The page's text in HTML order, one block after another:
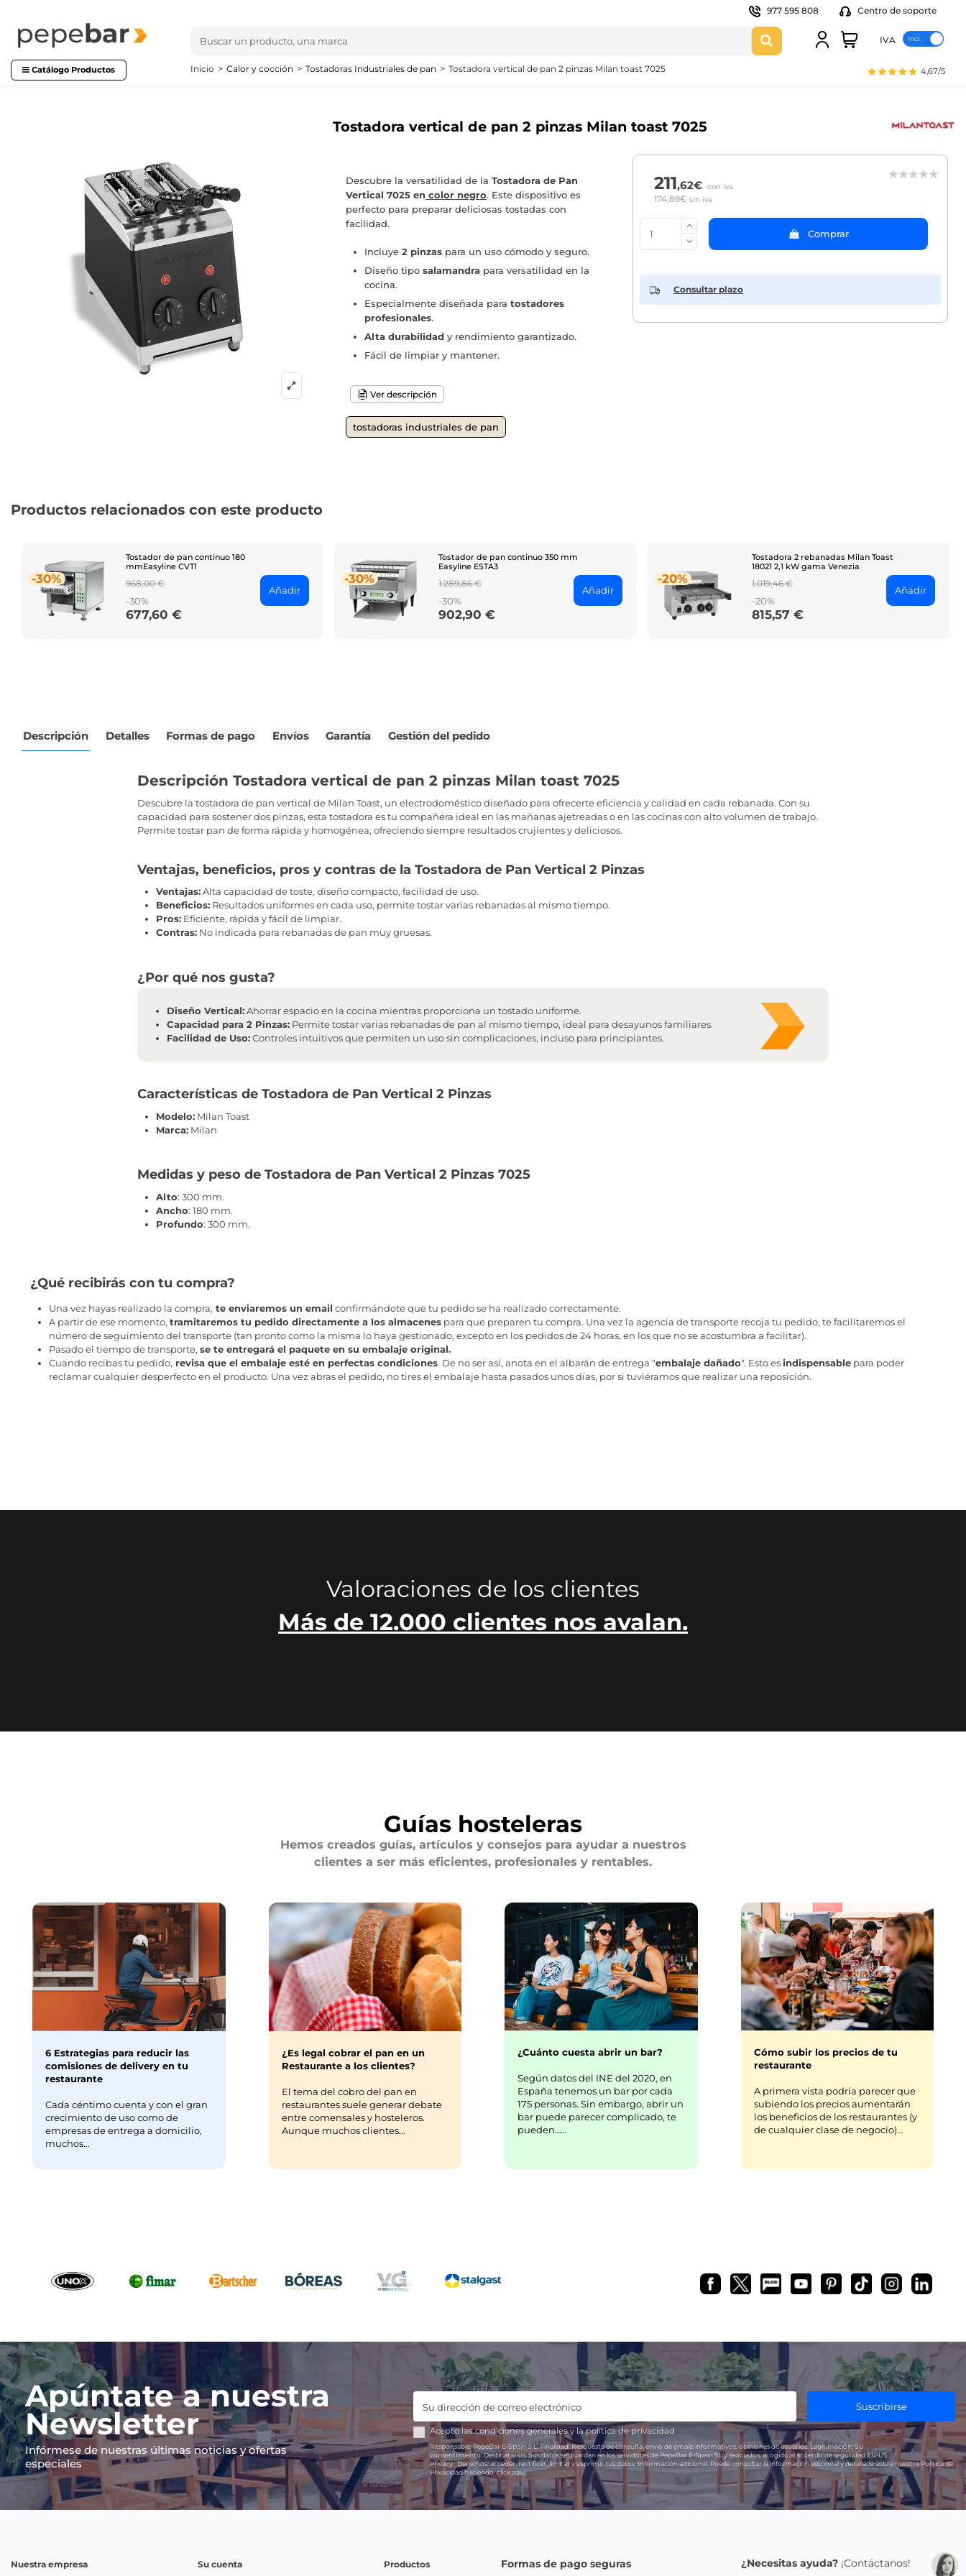
977 595 808 Centro de soporte
IVA
Catálogo Productos 4,67/5
Inicio Calor y cocción Tostadoras Industriales de pan Tostadora vertical de pan 2 pinzas Milan toast 7025
Tostadora vertical de pan 2 pinzas Milan toast 7025
Descubre la versatilidad de la Tostadora de Pan
Vertical 7025 en color negro. Este dispositivo es
perfecto para preparar deliciosas tostadas con
facilidad.
Incluye 2 pinzaspara un uso cómodo y seguro.
Diseño tipo salamandrapara versatilidad en la
cocina.
Especialmente diseñada para tostadores
profesionales.
Alta durabilidad y rendimiento garantizado.
Fácil de limpiar y mantener.
Ver descripción
tostadoras industriales de pan
211,62€ con iva
174,89€ sin iva
Comprar
Consultar plazo
Productos relacionados con este producto
-30%
Tostador de pan continuo 180
mmEasyline CVT1
Regular
price
968,00 €
-30%
Price
677,60 €
Añadir
-30%
Tostador de pan continuo 350 mm
Easyline ESTA3
Regular
price
1.289,86 €
-30%
Price
902,90 €
Añadir
-20%
Tostadora 2 rebanadas Milan Toast
18021 2,1 kW gama Venezia
Regular
price
1.019,46 €
-20%
Price
815,57 €
Añadir
Descripción Detalles Formas de pago Envíos Garantía Gestión del pedido
Descripción Tostadora vertical de pan 2 pinzas Milan toast 7025
Descubre la tostadora de pan vertical de Milan Toast, un electrodoméstico diseñado para ofrecerte eficiencia y calidad en cada rebanada. Con su
capacidad para sostener dos pinzas, esta tostadora es tu compañera ideal en las mañanas ajetreadas o en las cocinas con alto volumen de trabajo.
Permite tostar pan de forma rápida y homogénea, ofreciendo siempre resultados crujientes y deliciosos.
Ventajas, beneficios, pros y contras de la Tostadora de Pan Vertical 2 Pinzas
Ventajas:Alta capacidad de toste, diseño compacto, facilidad de uso.
Beneficios: Resultados uniformes en cada uso, permite tostar varias rebanadas al mismo tiempo.
Pros: Eficiente, rápida y fácil de limpiar.
Contras: No indicada para rebanadas de pan muy gruesas.
¿Por qué nos gusta?
Diseño Vertical:Ahorrar espacio en la cocina mientras proporciona un tostado uniforme.
Capacidad para 2 Pinzas: Permite tostar varias rebanadas de pan al mismo tiempo, ideal para desayunos familiares.
Facilidad de Uso:Controles intuitivos que permiten un uso sin complicaciones, incluso para principiantes.
Características de Tostadora de Pan Vertical 2 Pinzas
Modelo: Milan Toast
Marca: Milan
Medidas y peso de Tostadora de Pan Vertical 2 Pinzas 7025
Alto: 300 mm.
Ancho: 180 mm.
Profundo: 300 mm.
¿Qué recibirás con tu compra?
Una vez hayas realizado la compra, te enviaremos un email confirmándote que tu pedido se ha realizado correctamente.
A partir de ese momento, tramitaremos tu pedido directamente a los almacenespara que preparen tu compra. Una vez la agencia de transporte recoja tu pedido, te facilitaremos el
número de seguimiento del transporte (tan pronto como la misma lo haya gestionado, excepto en los pedidos de 24 horas, en los que no se acostumbra a facilitar).
Pasado el tiempo de transporte, se te entregará el paquete en su embalaje original.
Cuando recibas tu pedido, revisa que el embalaje esté en perfectas condiciones. De no ser así, anota en el albarán de entrega "embalaje dañado". Esto esindispensablepara poder
reclamar cualquier desperfecto en el producto. Una vez abras el pedido, no tires el embalaje hasta pasados unos días, por si tuviéramos que realizar una reposición.
Valoraciones de los clientes
Más de 12.000 clientes nos avalan.
Guías hosteleras
Hemos creados guías, artículos y consejos para ayudar a nuestros
clientes a ser más eficientes, profesionales y rentables.
6 Estrategias para reducir las
comisiones de delivery en tu
restaurante
Cada céntimo cuenta y con el gran
crecimiento de uso como de
empresas de entrega a domicilio,
muchos...
¿Es legal cobrar el pan en un
Restaurante a los clientes?
El tema del cobro del pan en
restaurantes suele generar debate
entre comensales y hosteleros.
Aunque muchos clientes...
¿Cuánto cuesta abrir un bar?
Según datos del INE del 2020, en
España tenemos un bar por cada
175 personas. Sin embargo, abrir un
bar puede parecer complicado, te
pueden……
Cómo subir los precios de tu
restaurante
A primera vista podría parecer que
subiendo los precios aumentarán
los beneficios de los restaurantes (y
de cualquier clase de negocio)…
Apúntate a nuestra
Newsletter
Infórmese de nuestras últimas noticias y ofertas
especiales
Suscribirse
Acepto lascondiciones generalesy lapolítica de privacidad
Responsable:PepeBar E-Spain S.L.Finalidad:Respuesta de consulta, envío de emails informativos, opiniones de usuarios. Legitimación: Su
consentimiento.Destinatarios:Sus datos se guardan en los servidores de PepeBar E-Spain SL y asociados, acogido al acuerdo de seguridad EU-US
Privacy.Derechos:acceder, rectificar, limitar y suprimir tus datos. Información adicional:Puede consultar la información adicional y detallada sobre nuestra Política de
Privacidad haciendoclick aquí.
Nuestra empresa Su cuenta Productos Formas de pago seguras ¿Necesitas ayuda? ¡Contáctanos!